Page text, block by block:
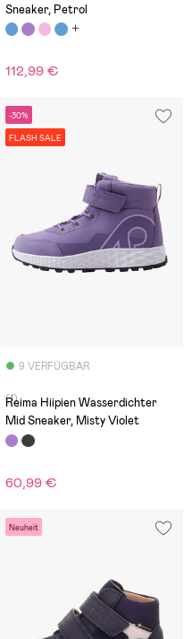
Sneaker, Petrol
112,99 €
-30%
FLASH SALE
9 VERFÜGBAR
(1)
Reima Hiipien Wasserdichter
Mid Sneaker, Misty Violet
60,99 €
Neuheit